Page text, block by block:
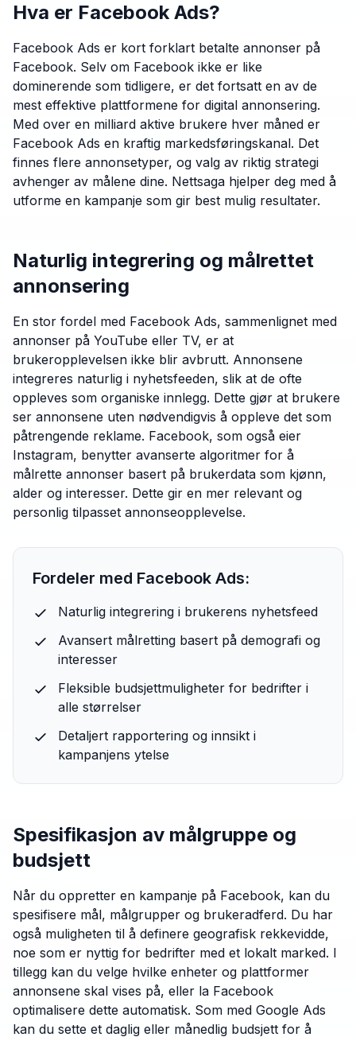
Hva er Facebook Ads?
Facebook Ads er kort forklart betalte annonser på
Facebook. Selv om Facebook ikke er like
dominerende som tidligere, er det fortsatt en av de
mest effektive plattformene for digital annonsering.
Med over en milliard aktive brukere hver måned er
Facebook Ads en kraftig markedsføringskanal. Det
finnes flere annonsetyper, og valg av riktig strategi
avhenger av målene dine. Nettsaga hjelper deg med å
utforme en kampanje som gir best mulig resultater.
Naturlig integrering og målrettet
annonsering
En stor fordel med Facebook Ads, sammenlignet med
annonser på YouTube eller TV, er at
brukeropplevelsen ikke blir avbrutt. Annonsene
integreres naturlig i nyhetsfeeden, slik at de ofte
oppleves som organiske innlegg. Dette gjør at brukere
ser annonsene uten nødvendigvis å oppleve det som
påtrengende reklame. Facebook, som også eier
Instagram, benytter avanserte algoritmer for å
målrette annonser basert på brukerdata som kjønn,
alder og interesser. Dette gir en mer relevant og
personlig tilpasset annonseopplevelse.
Fordeler med Facebook Ads:
Naturlig integrering i brukerens nyhetsfeed
Avansert målretting basert på demografi og
interesser
Fleksible budsjettmuligheter for bedrifter i
alle størrelser
Detaljert rapportering og innsikt i
kampanjens ytelse
Spesifikasjon av målgruppe og
budsjett
Når du oppretter en kampanje på Facebook, kan du
spesifisere mål, målgrupper og brukeradferd. Du har
også muligheten til å definere geografisk rekkevidde,
noe som er nyttig for bedrifter med et lokalt marked. I
tillegg kan du velge hvilke enheter og plattformer
annonsene skal vises på, eller la Facebook
optimalisere dette automatisk. Som med Google Ads
kan du sette et daglig eller månedlig budsjett for å